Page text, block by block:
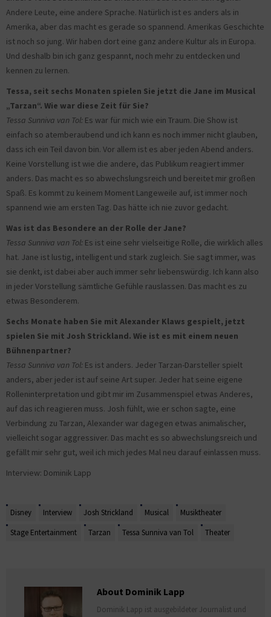
Andere Leute, eine andere Sprache. Natürlich ist es anders als in
Amerika, aber das macht es gerade so spannend. Amerikas Geschichte
ist noch so jung. Wir haben dort eine ganz andere Kultur als in Europa.
Und deshalb bin ich ganz gespannt, noch mehr zu entdecken und
kennen zu lernen.
Tessa, seit sechs Monaten spielen Sie jetzt die Jane im Musical
„Tarzan“. Wie war diese Zeit für Sie?
Tessa Sunniva van Tol: Es war für mich wie ein Traum. Die Show ist
einfach so atemberaubend und ich kann es noch immer nicht glauben,
dass ich ein Teil davon bin. Vor allem ist es aber jeden Abend anders.
Keine Vorstellung ist wie die andere, das Publikum reagiert immer
anders. Das macht es so abwechslungsreich und bereitet mir großen
Spaß. Es kommt zu keinem Moment Langeweile auf, ist immer noch
spannend wie am ersten Tag. Das hätte ich nie zuvor gedacht.
Was ist das Besondere an der Rolle der Jane?
Tessa Sunniva van Tol: Es ist eine sehr vielseitige Rolle, die wirklich alles
hat. Jane ist lustig, intelligent und stark zugleich. Sie sagt immer, was
sie denkt, ist dabei aber auch immer sehr liebenswürdig. Ich kann also
in jeder Vorstellung sämtliche Gefühle rauslassen. Das macht es zu
etwas Besonderem.
Sechs Monate haben Sie mit Alexander Klaws gespielt, jetzt
spielen Sie mit Josh Strickland. Wie ist es mit einem neuen
Bühnenpartner?
Tessa Sunniva van Tol: Es ist anders. Jeder Tarzan-Darsteller spielt
anders, aber jeder ist auf seine Art super. Jeder hat seine eigene
Rolleninterpretation und gibt mir im Zusammenspiel etwas Anderes,
auf das ich reagieren muss. Josh fühlt, wie er schon sagte, eine
Verbindung zu Tarzan, Alexander war dagegen etwas animalischer,
vielleicht sogar aggressiver. Das macht es so abwechslungsreich und
gefällt mir sehr gut, weil ich mich jedes Mal neu darauf einlassen muss.
Interview: Dominik Lapp
Disney Interview Josh Strickland Musical
Musiktheater
Stage Entertainment
Tarzan Tessa Sunniva van Tol Theater
About Dominik Lapp
Dominik Lapp ist ausgebildeter Journalist und